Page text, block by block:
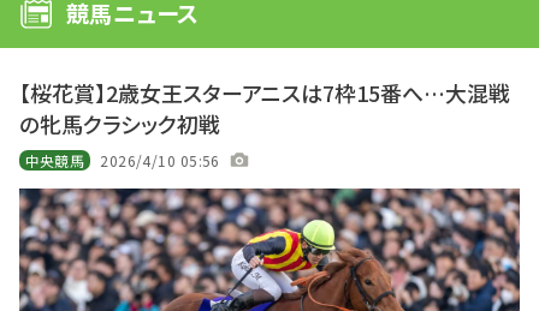
競馬ニュース
【桜花賞】2歳女王スターアニスは7枠15番へ…大混戦
の牝馬クラシック初戦
中央競馬 2026/4/10 05:56